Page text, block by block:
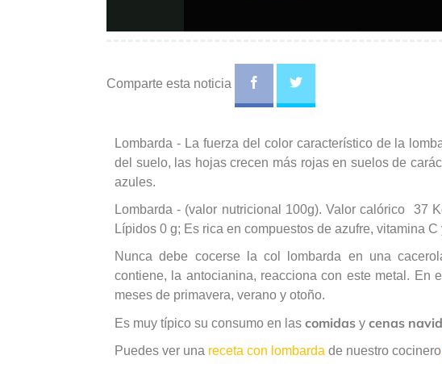
Comparte esta noticia
Lombarda - La fuerza del color característico de la
del suelo, las hojas crecen más rojas en suelos de
azules.
Lombarda - (valor nutricional 100g). Valor calórico 37
Lípidos 0 g; Es rica en compuestos de azufre, vitamina C
Nunca debe cocerse la col lombarda en una
contiene, la antocianina, reacciona con este metal. En
meses de primavera, verano y otoño.
Es muy típico su consumo en las comidas y cenas
Puedes ver una receta con lombarda de nuestro cocinero